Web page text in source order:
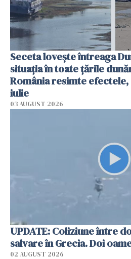
Seceta lovește întreaga
situația în toate țările
România resimte efectele,
iulie
03 AUGUST 2026
UPDATE: Coliziune între
salvare în Grecia. Doi
02 AUGUST 2026